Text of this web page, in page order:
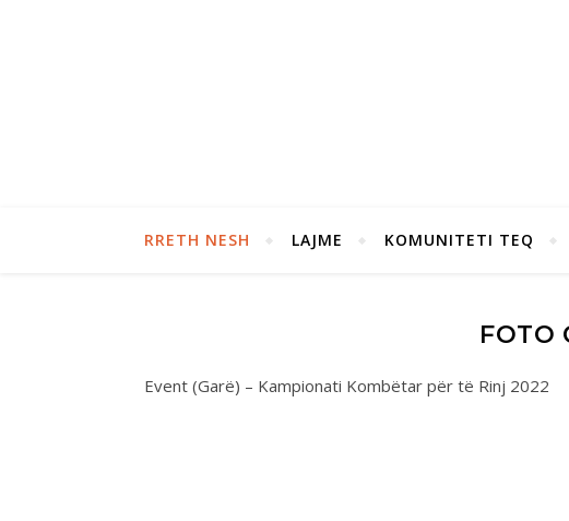
RRETH NESH LAJME KOMUNITETI TEQ
FOTO
Event (Garë) – Kampionati Kombëtar për të Rinj 2022